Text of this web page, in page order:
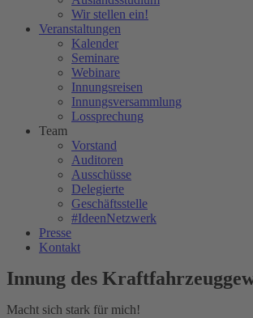
Wir stellen ein!
Veranstaltungen
Kalender
Seminare
Webinare
Innungsreisen
Innungsversammlung
Lossprechung
Team
Vorstand
Auditoren
Ausschüsse
Delegierte
Geschäftsstelle
#IdeenNetzwerk
Presse
Kontakt
Innung des
Macht sich stark für mich!